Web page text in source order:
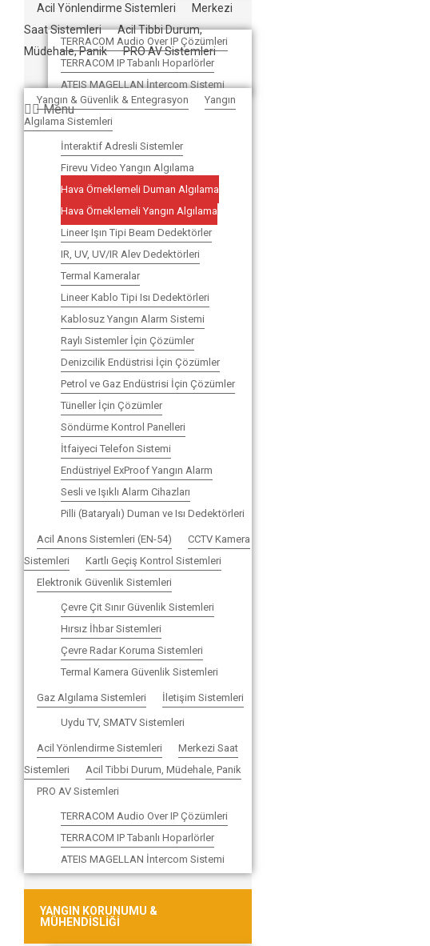
Acil Yönlendirme Sistemleri
Merkezi
Saat Sistemleri
Acil Tibbi Durum,
Müdehale, Panik
PRO AV Sistemleri
TERRACOM Audio Over IP Çözümleri
TERRACOM IP Tabanlı Hoparlörler
ATEIS MAGELLAN İntercom Sistemi
Menu
Yangın & Güvenlik & Entegrasyon
Yangın
Algılama Sistemleri
İnteraktif Adresli Sistemler
Firevu Video Yangın Algılama
Hava Örneklemeli Duman Algılama
Hava Örneklemeli Yangın Algılama
Lineer Işın Tipi Beam Dedektörler
IR, UV, UV/IR Alev Dedektörleri
Termal Kameralar
Lineer Kablo Tipi Isı Dedektörleri
Kablosuz Yangın Alarm Sistemi
Raylı Sistemler İçin Çözümler
Denizcilik Endüstrisi İçin Çözümler
Petrol ve Gaz Endüstrisi İçin Çözümler
Tüneller İçin Çözümler
Söndürme Kontrol Panelleri
İtfaiyeci Telefon Sistemi
Endüstriyel ExProof Yangın Alarm
Sesli ve Işıklı Alarm Cihazları
Pilli (Bataryalı) Duman ve Isı Dedektörleri
Acil Anons Sistemleri (EN-54)
CCTV Kamera
Sistemleri
Kartlı Geçiş Kontrol Sistemleri
Elektronik Güvenlik Sistemleri
Çevre Çit Sınır Güvenlik Sistemleri
Hırsız İhbar Sistemleri
Çevre Radar Koruma Sistemleri
Termal Kamera Güvenlik Sistemleri
Gaz Algılama Sistemleri İletişim Sistemleri
Uydu TV, SMATV Sistemleri
Acil Yönlendirme Sistemleri
Merkezi Saat
Sistemleri
Acil Tibbi Durum, Müdehale, Panik
PRO AV Sistemleri
TERRACOM Audio Over IP Çözümleri
TERRACOM IP Tabanlı Hoparlörler
ATEIS MAGELLAN İntercom Sistemi
YANGIN KORUNUMU &
MÜHENDİSLİĞİ